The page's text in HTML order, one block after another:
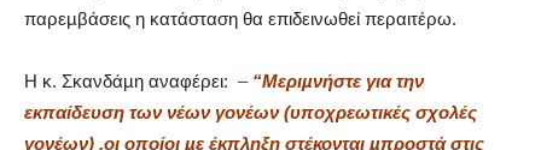
παρεµβάσεις η κατάσταση θα επιδεινωθεί περαιτέρω.
Η κ. Σκανδάµη αναφέρει: – “Μεριµνήστε για την
εκπαίδευση των νέων γονέων (υποχρεωτικές σχολές
γονέων) ,οι οποίοι µε έκπληξη στέκονται µπροστά στις